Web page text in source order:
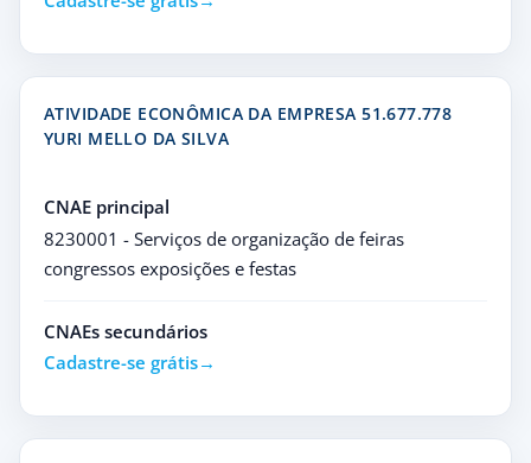
ATIVIDADE ECONÔMICA DA EMPRESA 51.677.778
YURI MELLO DA SILVA
CNAE principal
8230001 - Serviços de organização de feiras
congressos exposições e festas
CNAEs secundários
Cadastre-se grátis